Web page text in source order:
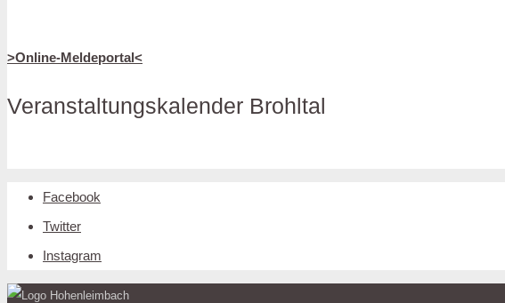
>Online-Meldeportal<
Veranstaltungskalender Brohltal
Facebook
Twitter
Instagram